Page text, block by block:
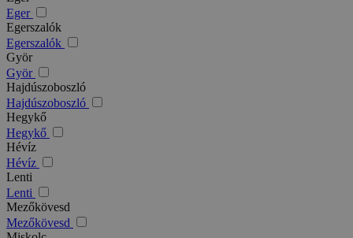
Eger
Egerszalók
Egerszalók
Györ
Györ
Hajdúszoboszló
Hajdúszoboszló
Hegykő
Hegykő
Hévíz
Hévíz
Lenti
Lenti
Mezőkövesd
Mezőkövesd